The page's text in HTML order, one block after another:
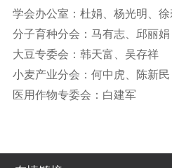
学会办公室：杜娟、杨光明、
分子育种分会：马有志、邱丽娟
大豆专委会：韩天富、吴存祥
小麦产业分会：何中虎、陈新民
医用作物专委会：白建军